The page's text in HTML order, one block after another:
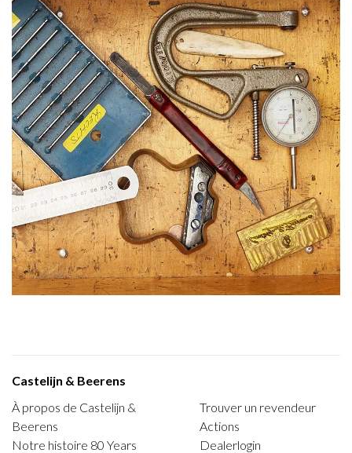
Castelijn & Beerens
À propos de Castelijn &
Beerens
Notre histoire 80 Years
Trouver un revendeur
Actions
Dealerlogin